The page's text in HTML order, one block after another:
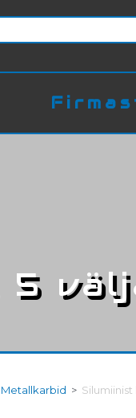
Metallkarbid > Silumiinist